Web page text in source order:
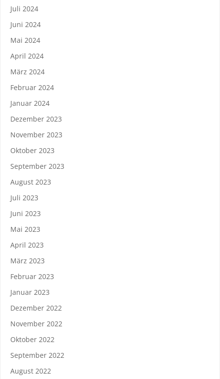
Juli 2024
Juni 2024
Mai 2024
April 2024
März 2024
Februar 2024
Januar 2024
Dezember 2023
November 2023
Oktober 2023
September 2023
August 2023
Juli 2023
Juni 2023
Mai 2023
April 2023
März 2023
Februar 2023
Januar 2023
Dezember 2022
November 2022
Oktober 2022
September 2022
August 2022